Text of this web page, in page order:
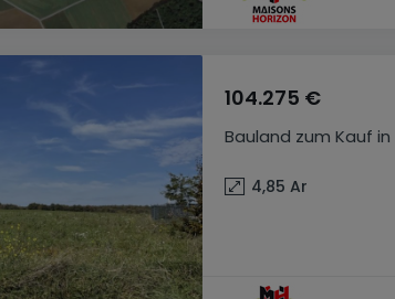
Bauland zum Kauf in
104.275 €
4,85 Ar